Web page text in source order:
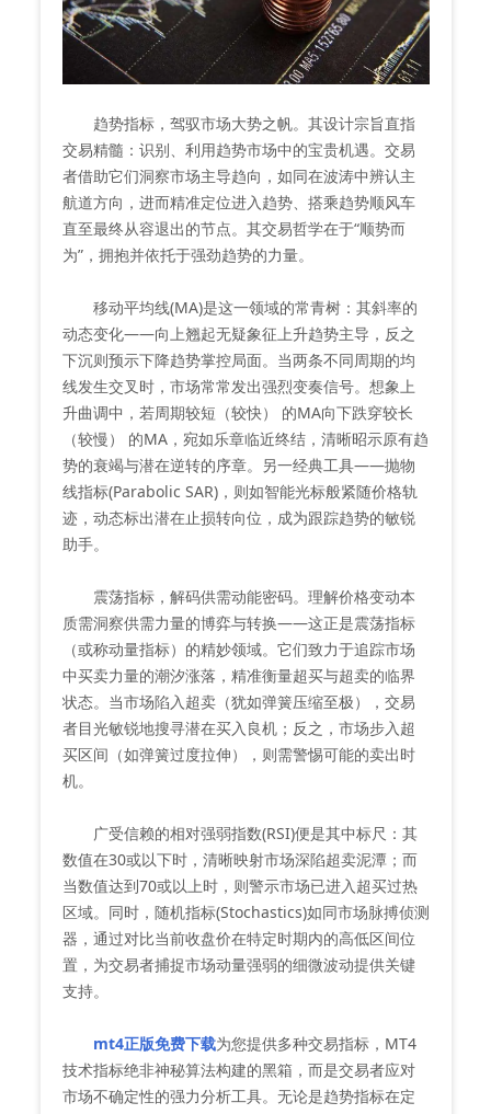
趋势指标，驾驭市场大势之帆。其设计宗旨直指
交易精髓：识别、利用趋势市场中的宝贵机遇。交易
者借助它们洞察市场主导趋向，如同在波涛中辨认主
航道方向，进而精准定位进入趋势、搭乘趋势顺风车
直至最终从容退出的节点。其交易哲学在于“顺势而
为”，拥抱并依托于强劲趋势的力量。
移动平均线(MA)是这一领域的常青树：其斜率的
动态变化——向上翘起无疑象征上升趋势主导，反之
下沉则预示下降趋势掌控局面。当两条不同周期的均
线发生交叉时，市场常常发出强烈变奏信号。想象上
升曲调中，若周期较短（较快） 的MA向下跌穿较长
（较慢） 的MA，宛如乐章临近终结，清晰昭示原有趋
势的衰竭与潜在逆转的序章。另一经典工具——抛物
线指标(Parabolic SAR)，则如智能光标般紧随价格轨
迹，动态标出潜在止损转向位，成为跟踪趋势的敏锐
助手。
震荡指标，解码供需动能密码。理解价格变动本
质需洞察供需力量的博弈与转换——这正是震荡指标
（或称动量指标）的精妙领域。它们致力于追踪市场
中买卖力量的潮汐涨落，精准衡量超买与超卖的临界
状态。当市场陷入超卖（犹如弹簧压缩至极），交易
者目光敏锐地搜寻潜在买入良机；反之，市场步入超
买区间（如弹簧过度拉伸），则需警惕可能的卖出时
机。
广受信赖的相对强弱指数(RSI)便是其中标尺：其
数值在30或以下时，清晰映射市场深陷超卖泥潭；而
当数值达到70或以上时，则警示市场已进入超买过热
区域。同时，随机指标(Stochastics)如同市场脉搏侦测
器，通过对比当前收盘价在特定时期内的高低区间位
置，为交易者捕捉市场动量强弱的细微波动提供关键
支持。
mt4正版免费下载为您提供多种交易指标，MT4
技术指标绝非神秘算法构建的黑箱，而是交易者应对
市场不确定性的强力分析工具。无论是趋势指标在定